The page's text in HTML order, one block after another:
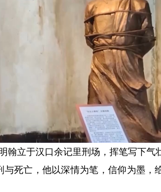
立于汉口余记里刑场，挥笔写下气
死亡，他以深情为笔，信仰为墨，